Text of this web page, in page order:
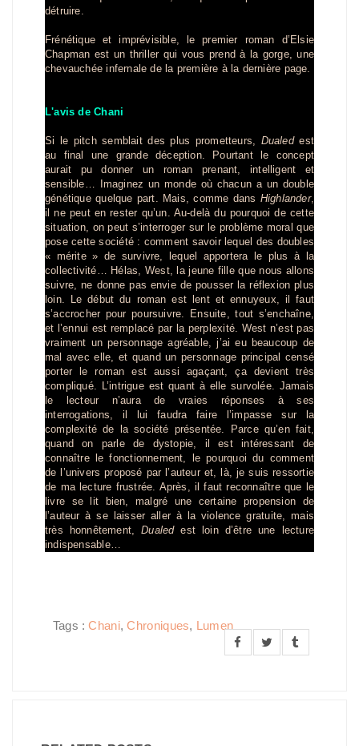
détruire.
Frénétique et imprévisible, le premier roman d’Elsie
Chapman est un thriller qui vous prend à la gorge, une
chevauchée infernale de la première à la dernière page.
L'avis de Chani
Si le pitch semblait des plus prometteurs, Dualedest
au final une grande déception. Pourtant le concept
aurait pu donner un roman prenant, intelligent et
sensible… Imaginez un monde où chacun a un double
génétique quelque part. Mais, comme dans Highlander,
il ne peut en rester qu’un. Au-delà du pourquoi de cette
situation, on peut s’interroger sur le problème moral que
pose cette société : comment savoir lequel des doubles
« mérite » de survivre, lequel apportera le plus à la
collectivité… Hélas, West, la jeune fille que nous allons
suivre, ne donne pas envie de pousser la réflexion plus
loin. Le début du roman est lent et ennuyeux, il faut
s’accrocher pour poursuivre. Ensuite, tout s’enchaîne,
et l’ennui est remplacé par la perplexité. West n’est pas
vraiment un personnage agréable, j’ai eu beaucoup de
mal avec elle, et quand un personnage principal censé
porter le roman est aussi agaçant, ça devient très
compliqué. L’intrigue est quant à elle survolée. Jamais
le lecteur n’aura de vraies réponses à ses
interrogations, il lui faudra faire l’impasse sur la
complexité de la société présentée. Parce qu’en fait,
quand on parle de dystopie, il est intéressant de
connaître le fonctionnement, le pourquoi du comment
de l’univers proposé par l’auteur et, là, je suis ressortie
de ma lecture frustrée. Après, il faut reconnaître que le
livre se lit bien, malgré une certaine propension de
l’auteur à se laisser aller à la violence gratuite, mais
très honnêtement,Dualedest loin d’être une lecture
indispensable…
Tags :Chani,Chroniques, Lumen